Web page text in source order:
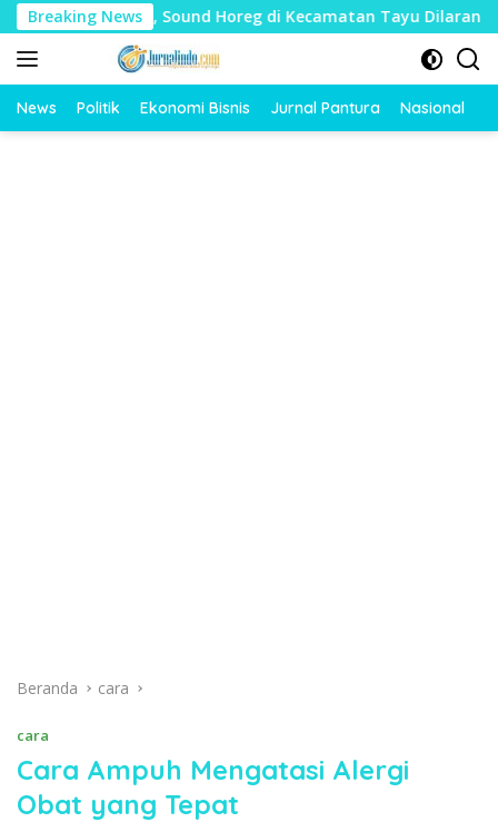
Langsung
ke
konten
Breaking News
Sound Horeg di Kecamatan Tayu Dilarang Dua
News Politik Ekonomi Bisnis Jurnal Pantura Nasional
Beranda cara
cara
Cara Ampuh Mengatasi Alergi
Obat yang Tepat